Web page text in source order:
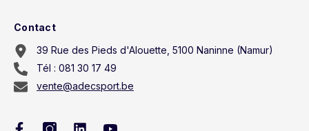
Contact
39 Rue des Pieds d'Alouette, 5100 Naninne (Namur)
Tél : 081 30 17 49
vente@adecsport.be